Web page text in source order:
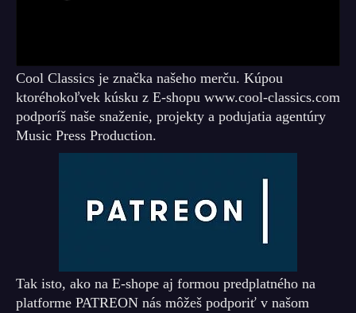
Cool Classics je značka našeho merču. Kúpou
ktoréhokoľvek kúsku z E-shopu www.cool-classics.com
podporíš naše snaženie, projekty a podujatia agentúry
Music Press Production.
Tak isto, ako na E-shope aj formou predplatného na
platforme PATREON nás môžeš podporiť v našom